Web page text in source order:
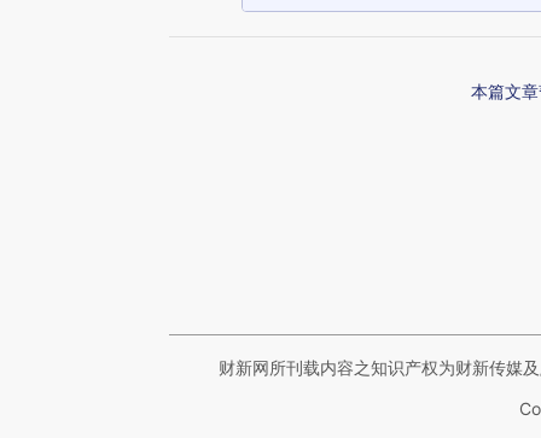
本篇文
财新网所刊载内容之知识产权为财新传媒